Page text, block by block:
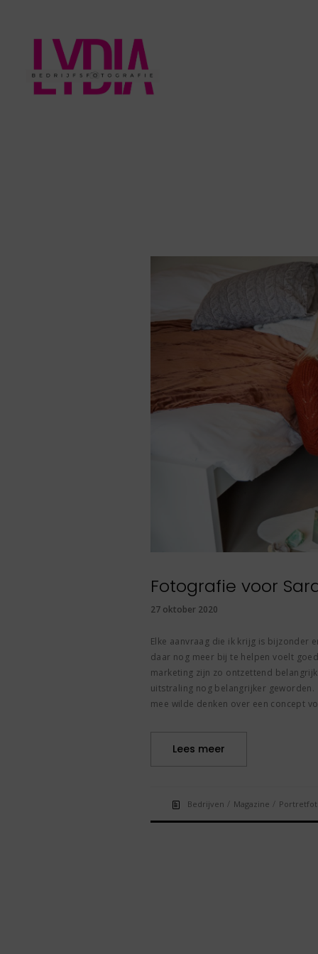
Fotografie voor
27 oktober 2020
Elke aanvraag die ik krijg is bijzonder
daar nog meer bij te helpen voelt
marketing zijn zo ontzettend
uitstraling nog belangrijker
mee wilde denken over een concept
Lees meer
Bedrijven / Magazine /